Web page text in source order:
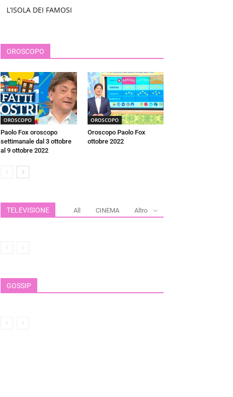
L’ISOLA DEI FAMOSI
OROSCOPO
OROSCOPO
Paolo Fox oroscopo
settimanale dal 3 ottobre
al 9 ottobre 2022
OROSCOPO
Oroscopo Paolo Fox
ottobre 2022
TELEVISIONE All CINEMA Altro
GOSSIP